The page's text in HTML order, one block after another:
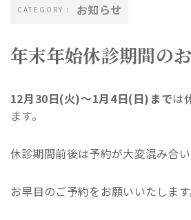
お知らせ
年末年始休診期間の
12月30日(火)～1月4日(日)までは
ます。
休診期間前後は予約が大変混み合い
お早目のご予約をお願いいたします